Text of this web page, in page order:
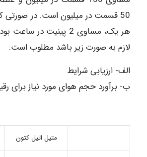
50 قسمت در میلیون است. در صورتی
هر یک، مساوی 2 پینیت در
لازم به صورت زیر باشد مطلوب است:
الف- ارزیابی شرایط
ب- برآورد حجم هوای مورد نیاز برای
متیل اتیل کتون